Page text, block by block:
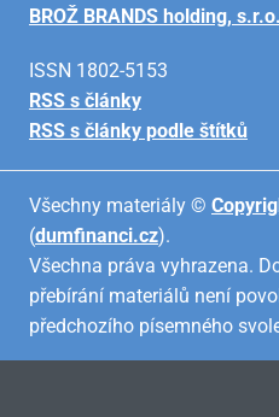
BROŽ BRANDS holding, s.r.o.
ISSN 1802-5153
RSS s články
RSS s články podle štítků
Všechny materiály ©
(dumfinanci.cz).
Všechna práva vyhrazena.
přebírání materiálů není
předchozího písemného